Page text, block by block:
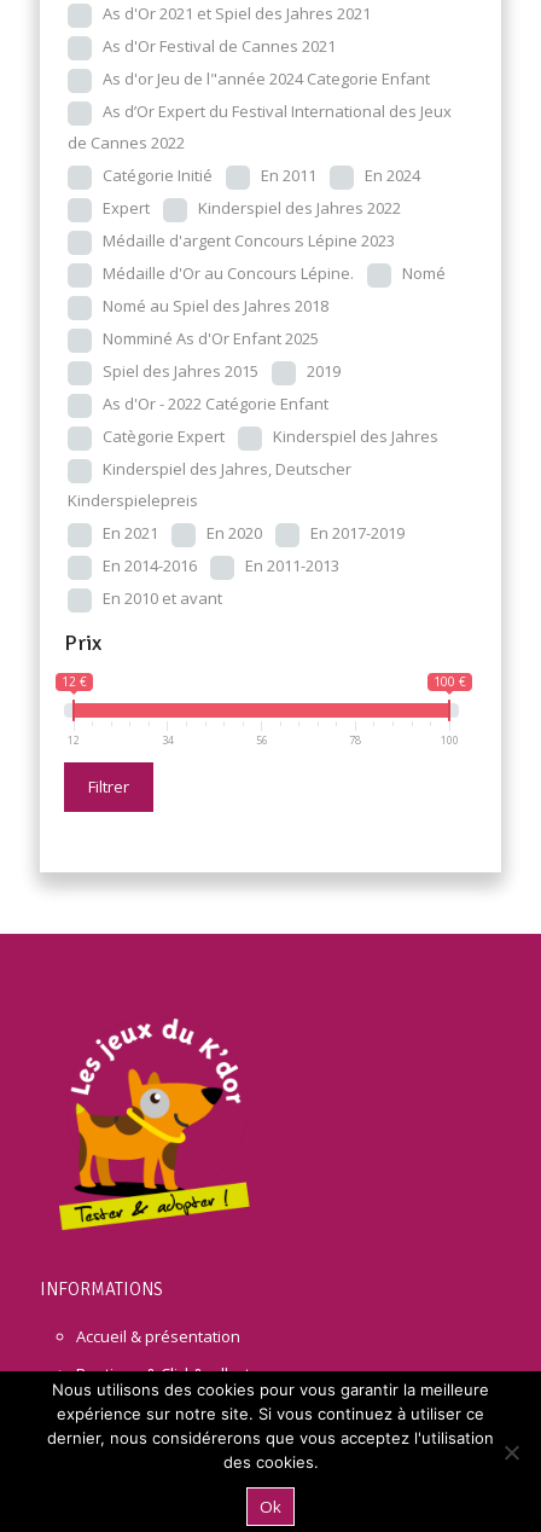
As d'Or 2021 et Spiel des Jahres 2021
As d'Or Festival de Cannes 2021
As d'or Jeu de l"année 2024 Categorie Enfant
As d’Or Expert du Festival International des Jeux
de Cannes 2022
Catégorie Initié
En 2011
En 2024
Expert
Kinderspiel des Jahres 2022
Médaille d'argent Concours Lépine 2023
Médaille d'Or au Concours Lépine.
Nomé
Nomé au Spiel des Jahres 2018
Nomminé As d'Or Enfant 2025
Spiel des Jahres 2015
2019
As d'Or - 2022 Catégorie Enfant
Catègorie Expert
Kinderspiel des Jahres
Kinderspiel des Jahres, Deutscher
Kinderspielepreis
En 2021
En 2020
En 2017-2019
En 2014-2016
En 2011-2013
En 2010 et avant
Prix
12 € 100 €
12 34 56 78 100
Filtrer
INFORMATIONS
Accueil & présentation
Boutique & Click&collect
Nos dernières informations
Contact & accès
Nous utilisons des cookies pour vous garantir la meilleure
expérience sur notre site. Si vous continuez à utiliser ce
dernier, nous considérerons que vous acceptez l'utilisation
des cookies.
Ok